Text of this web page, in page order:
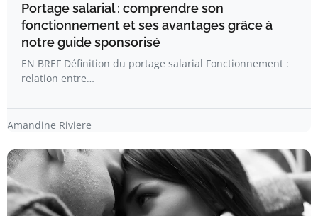
Portage salarial : comprendre son
fonctionnement et ses avantages grâce à
notre guide sponsorisé
EN BREF Définition du portage salarial Fonctionnement :
relation entre…
Amandine Riviere